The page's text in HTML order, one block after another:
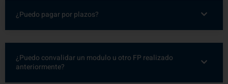
¿Puedo pagar por plazos?
¿Puedo convalidar un modulo u otro FP realizado
anteriormente?